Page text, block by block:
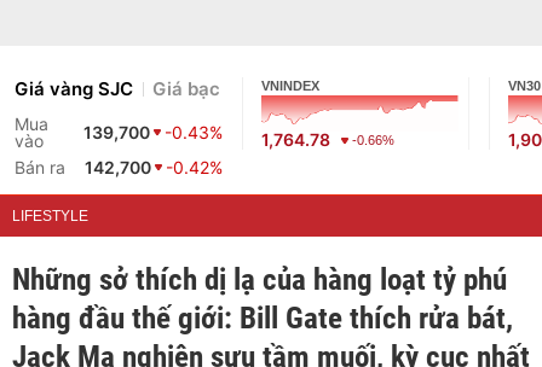
Giá vàng SJC Giá bạc
Mua
vào
139,700
-0.43%
Bán ra
142,700 -0.42%
VNINDEX
1,764.78 -0.66%
VN30
LIFESTYLE
Những sở thích dị lạ của hàng loạt tỷ phú
hàng đầu thế giới: Bill Gate thích rửa bát,
Jack Ma nghiện sưu tầm muối, kỳ cục nhất